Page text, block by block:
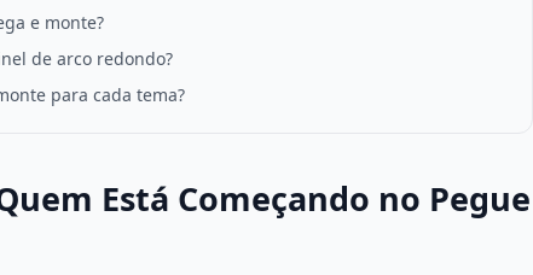
e monte?
de arco redondo?
para cada tema?
Está Começando no Pegue